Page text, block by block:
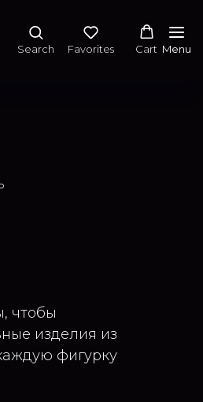
Search Favorites Cart Menu
чтобы
изделия из
фигурку